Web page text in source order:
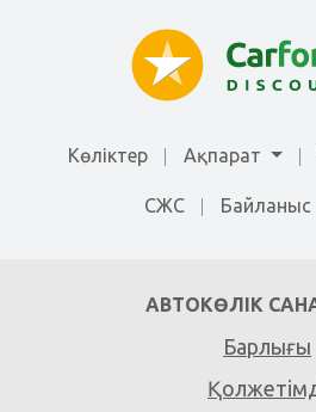
Көліктер Ақпарат
СЖС Байланыс
АВТОКӨЛІК
Барлығы